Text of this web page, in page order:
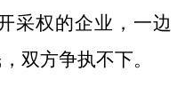
权的企业，一边
双方争执不下。